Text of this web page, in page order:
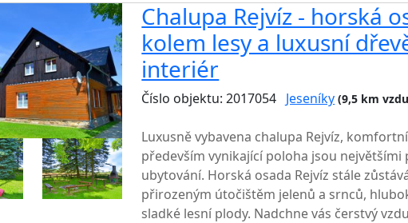
Chalupa Rejvíz - horská
kolem lesy a luxusní
interiér
Číslo objektu: 2017054 Jeseníky (9,5 km
Luxusně vybavena chalupa Rejvíz,
především vynikající poloha jsou největšími
ubytování. Horská osada Rejvíz stále
přirozeným útočištěm jelenů a srnců,
sladké lesní plody. Nadchne vás čerstvý